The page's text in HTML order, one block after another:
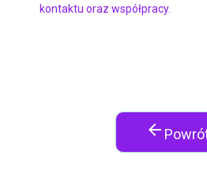
kontaktu oraz współpracy.
arrow_back